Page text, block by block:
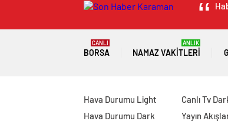
BORSA
CANLI
NAMAZ VAKITLERI
ANLIK
Hava Durumu Light
Hava Durumu Dark
Canlı Tv
Yayın